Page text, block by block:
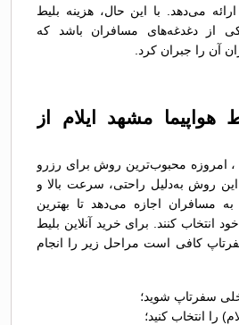
می‌دهد. با این حال، هزینه بلیط
از دغدغه‌های مسافران باشد که
آن را جبران کرد.
هواپیما مشهد ایلام از
، امروزه محبوب‌ترین روش برای رزرو
روش به‌دلیل راحتی، سرعت بالا و
مسافران اجازه می‌دهد تا بهترین
انتخاب کنند. برای خرید آنلاین بلیط
کافی است مراحل زیر را انجام
سفرتاپ شوید؛
را انتخاب کنید؛